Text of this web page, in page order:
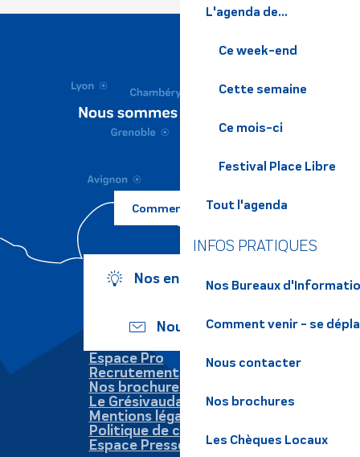
L'agenda de...
Ce week-end
Cette semaine
Ce mois-ci
Festival Place Libre
Tout l'agenda
INFOS PRATIQUES
Nos Bureaux
Comment venir - se
Nous contacter
Nos brochures
Les Chèques Locaux
Comment venir ?
Nos engagements
Nous écrire
Espace Pro
Recrutement
Nos brochures
Le Grésivaudan
Mentions légales
Politique de confidentialité
Espace Presse